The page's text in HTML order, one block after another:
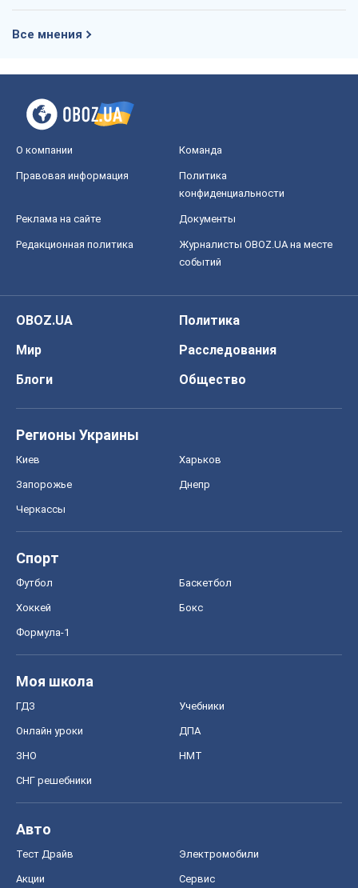
Все мнения
О компании Команда
Правовая информация
Политика
конфиденциальности
Реклама на сайте Документы
Редакционная политика
Журналисты OBOZ.UA на месте
событий
OBOZ.UA
Политика
Мир
Расследования
Блоги
Общество
Регионы Украины
Киев Харьков
Запорожье Днепр
Черкассы
Спорт
Футбол Баскетбол
Хоккей Бокс
Формула-1
Моя школа
ГДЗ Учебники
Онлайн уроки ДПА
ЗНО НМТ
СНГ решебники
Авто
Тест Драйв Электромобили
Акции Сервис